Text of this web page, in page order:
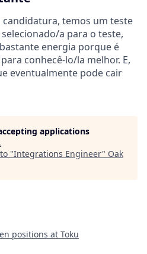
temos um teste
a para o teste,
energia porque é
conhecê-lo/la melhor. E,
eventualmente pode cair
applications
.
"Integrations Engineer" Oak
positions at Toku